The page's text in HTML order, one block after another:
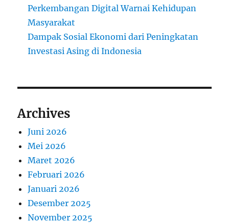
Perkembangan Digital Warnai Kehidupan
Masyarakat
Dampak Sosial Ekonomi dari Peningkatan
Investasi Asing di Indonesia
Archives
Juni 2026
Mei 2026
Maret 2026
Februari 2026
Januari 2026
Desember 2025
November 2025